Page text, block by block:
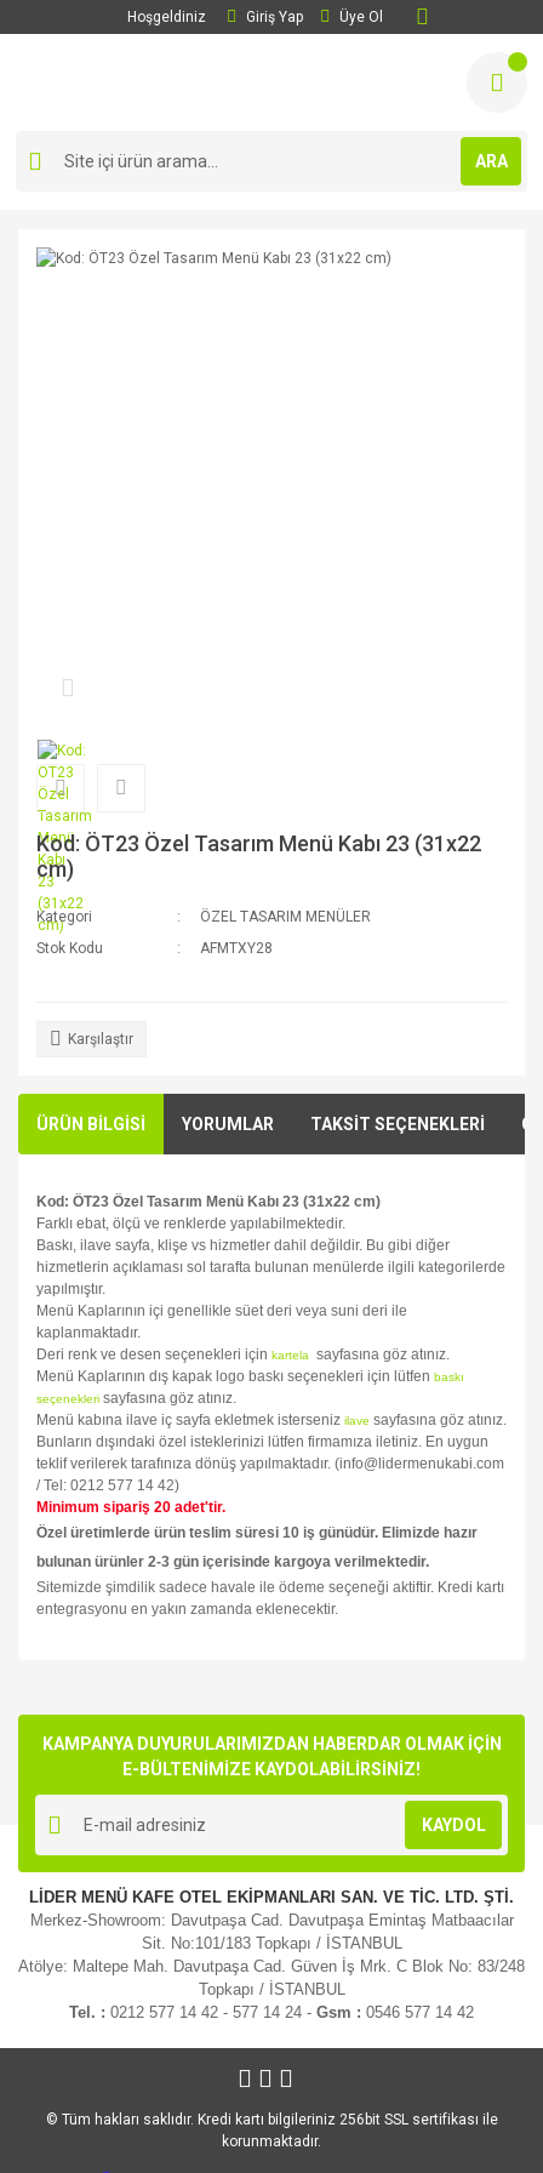
Hoşgeldiniz Giriş Yap Üye Ol
ARA
Kod: ÖT23 Özel Tasarım Menü Kabı 23 (31x22
cm)
Kategori
ÖZEL TASARIM MENÜLER
Stok Kodu
AFMTXY28
Karşılaştır
ÜRÜN BİLGİSİ YORUMLAR TAKSİT SEÇENEKLERİ
Kod: ÖT23 Özel Tasarım Menü Kabı 23 (31x22 cm)
Farklı ebat, ölçü ve renklerde yapılabilmektedir.
Baskı, ilave sayfa, klişe vs hizmetler dahil değildir. Bu gibi diğer
hizmetlerin açıklaması sol tarafta bulunan menülerde ilgili kategorilerde
yapılmıştır.
Menü Kaplarının içi genellikle süet deri veya suni deri ile
kaplanmaktadır.
Deri renk ve desen seçenekleri için kartela
sayfasına göz atınız.
Menü Kaplarının dış kapak logo baskı seçenekleri için lütfen baskı
seçenekleri sayfasına göz atınız.
Menü kabına ilave iç sayfa ekletmek isterseniz ilave sayfasına göz atınız.
Bunların dışındaki özel isteklerinizi lütfen firmamıza iletiniz. En uygun
teklif verilerek tarafınıza dönüş yapılmaktadır. (info@lidermenukabi.com
/ Tel: 0212 577 14 42)
Minimum sipariş 20 adet'tir.
Özel üretimlerde ürün teslim süresi 10 iş günüdür. Elimizde hazır
bulunan ürünler 2-3 gün içerisinde kargoya verilmektedir.
Sitemizde şimdilik sadece havale ile ödeme seçeneği aktiftir. Kredi kartı
entegrasyonu en yakın zamanda eklenecektir.
Yorum Yaz
kullanarak tarafımıza iletebilirsiniz.
Görüş ve önerileriniz için teşekkür ederiz.
Ürün resmi kalitesiz, bozuk veya görüntülenemiyor.
Ürün açıklamasında eksik bilgiler bulunuyor.
Ürün bilgilerinde hatalar bulunuyor.
Ürün fiyatı diğer sitelerden daha pahalı.
Bu ürüne benzer farklı alternatifler olmalı.
KAMPANYA DUYURULARIMIZDAN HABERDAR OLMAK İÇİN
E-BÜLTENİMİZE KAYDOLABİLİRSİNİZ!
KAYDOL
LİDER MENÜ KAFE OTEL EKİPMANLARI SAN. VE TİC. LTD. ŞTİ.
Merkez-Showroom: Davutpaşa Cad. Davutpaşa Emintaş Matbaacılar
Sit. No:101/183 Topkapı / İSTANBUL
Atölye: Maltepe Mah. Davutpaşa Cad. Güven İş Mrk. C Blok No: 83/248
Topkapı / İSTANBUL
Tel. : 0212 577 14 42 - 577 14 24 - Gsm : 0546 577 14 42
© Tüm hakları saklıdır. Kredi kartı bilgileriniz 256bit SSL sertifikası ile
korunmaktadır.